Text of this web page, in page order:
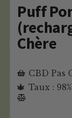
Puff
Chère
CBD Pas
Taux : 98%